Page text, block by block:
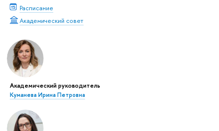
Расписание
Академический совет
Академический руководитель
Куманева Ирина Петровна